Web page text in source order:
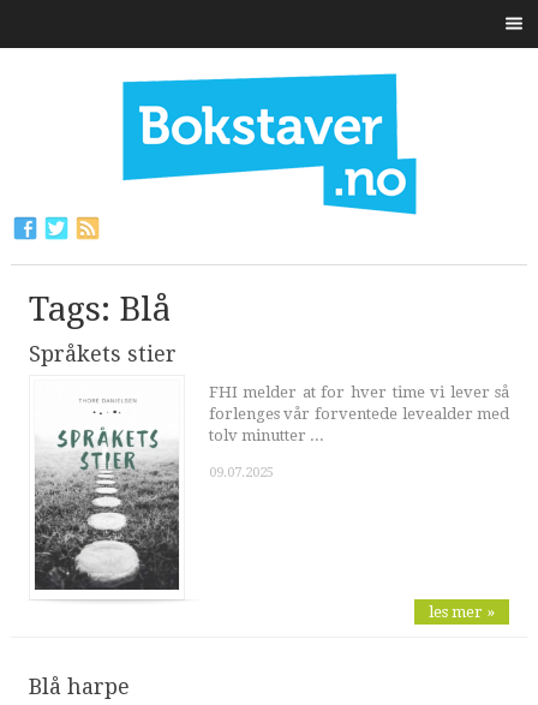
Tags: Blå
Språkets stier
FHI melder at for hver time vi lever så
forlenges vår forventede levealder med
tolv minutter ...
09.07.2025
les mer »
Blå harpe